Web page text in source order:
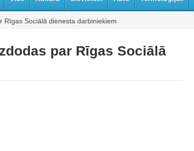
Sociālā dienesta darbiniekiem
par Rīgas Sociālā